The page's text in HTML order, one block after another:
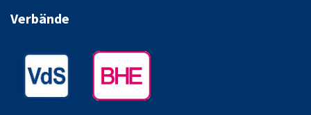
Verbände